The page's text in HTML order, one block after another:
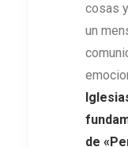
cosas
un
de